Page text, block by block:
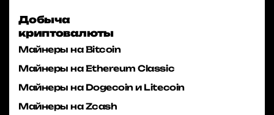
Добыча
криптовалюты
Майнеры на Bitcoin
Майнеры на Ethereum Classic
Майнеры на Dogecoin и Litecoin
Майнеры на Zcash